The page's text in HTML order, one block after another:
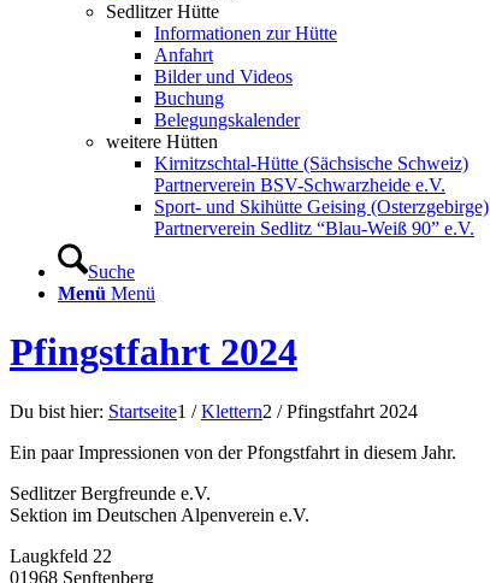
Sedlitzer Hütte
Informationen zur Hütte
Anfahrt
Bilder und Videos
Buchung
Belegungskalender
weitere Hütten
Kirnitzschtal-Hütte (Sächsische Schweiz)
Partnerverein BSV-Schwarzheide e.V.
Sport- und Skihütte Geising (Osterzgebirge)
Partnerverein Sedlitz “Blau-Weiß 90” e.V.
Suche
Menü Menü
Pfingstfahrt 2024
Du bist hier: Startseite1 / Klettern2 / Pfingstfahrt 2024
Ein paar Impressionen von der Pfongstfahrt in diesem Jahr.
Sedlitzer Bergfreunde e.V.
Sektion im Deutschen Alpenverein e.V.
Laugkfeld 22
01968 Senftenberg